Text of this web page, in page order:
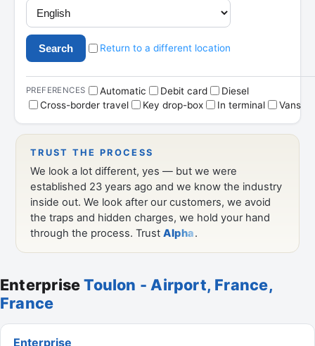
EnterpriseToulon - Airport, France,
France
Enterprise